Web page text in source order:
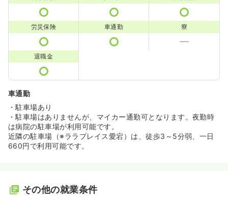
労災保険 車通勤 寮
退職金
車通勤
・駐車場あり
・駐車場はありませんが、マイカー通勤可となります。夜勤時
は病院の駐車場が利用可能です。
近隣の駐車場（※ララプレイス愛宕）は、徒歩3～5分弱、一日
660円で利用可能です。
その他の就業条件